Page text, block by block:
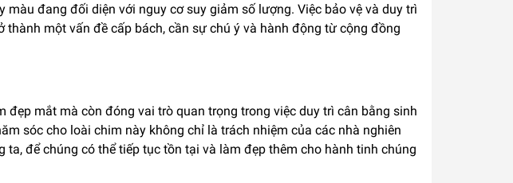
đang đối diện với nguy cơ suy giảm số lượng. Việc bảo vệ và duy trì
một vấn đề cấp bách, cần sự chú ý và hành động từ cộng đồng
đẹp mắt mà còn đóng vai trò quan trọng trong việc duy trì cân bằng sinh
sóc cho loài chim này không chỉ là trách nhiệm của các nhà nghiên
để chúng có thể tiếp tục tồn tại và làm đẹp thêm cho hành tinh chúng